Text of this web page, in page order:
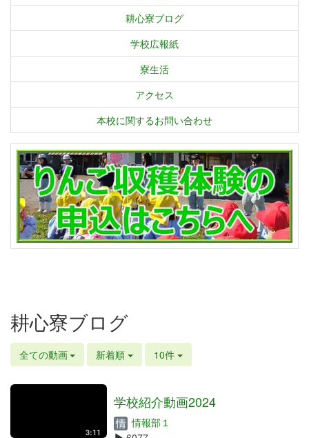
耕心寮ブログ
学校広報紙
寮生活
アクセス
本校に関するお問い合わせ
耕心寮ブログ
全ての動画 新着順 10件
3:11
学校紹介動画2024
情報部１